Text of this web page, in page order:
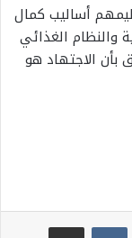
أساليب كمال
والنظام الغذائي
الاجتهاد هو
مشاركة عبر البريد